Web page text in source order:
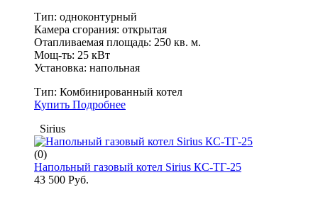
Тип: одноконтурный
Камера сгорания: открытая
Отапливаемая площадь: 250 кв. м.
Мощ-ть: 25 кВт
Установка: напольная
Тип: Комбинированный котел
Купить Подробнее
Sirius
(0)
Напольный газовый котел Sirius КС-ТГ-25
43 500 Руб.